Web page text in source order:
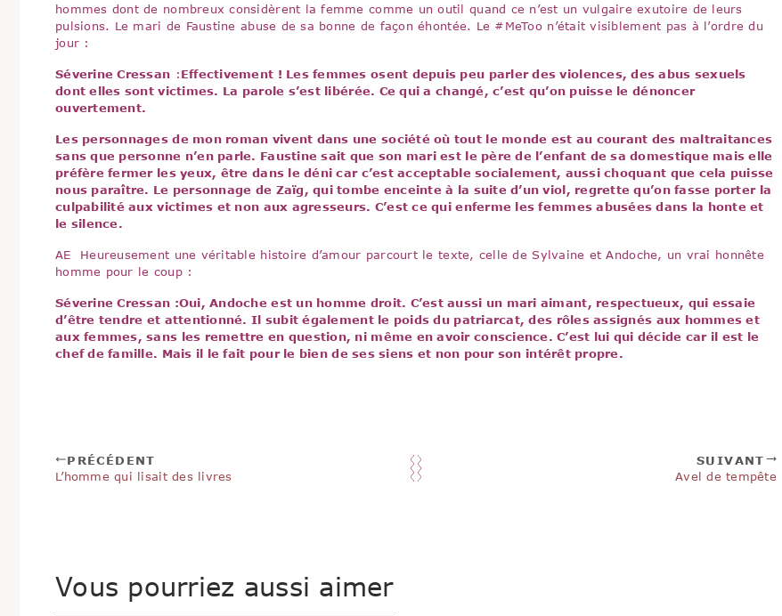
hommes dont de nombreux considèrent la femme comme un outil quand ce n’est un vulgaire exutoire de leurs
pulsions. Le mari de Faustine abuse de sa bonne de façon éhontée. Le #MeToo n’était visiblement pas à l’ordre du
jour :
Séverine Cressan :Effectivement ! Les femmes osent depuis peu parler des violences, des abus sexuels
dont elles sont victimes. La parole s’est libérée. Ce qui a changé, c’est qu’on puisse le dénoncer
ouvertement.
Les personnages de mon roman vivent dans une société où tout le monde est au courant des maltraitances
sans que personne n’en parle. Faustine sait que son mari est le père de l’enfant de sa domestique mais elle
préfère fermer les yeux, être dans le déni car c’est acceptable socialement, aussi choquant que cela puisse
nous paraître. Le personnage de Zaïg, qui tombe enceinte à la suite d’un viol, regrette qu’on fasse porter la
culpabilité aux victimes et non aux agresseurs. C’est ce qui enferme les femmes abusées dans la honte et
le silence.
AE Heureusement une véritable histoire d’amour parcourt le texte, celle de Sylvaine et Andoche, un vrai honnête
homme pour le coup :
Séverine Cressan :Oui, Andoche est un homme droit. C’est aussi un mari aimant, respectueux, qui essaie
d’être tendre et attentionné. Il subit également le poids du patriarcat, des rôles assignés aux hommes et
aux femmes, sans les remettre en question, ni même en avoir conscience. C’est lui qui décide car il est le
chef de famille. Mais il le fait pour le bien de ses siens et non pour son intérêt propre.
PRÉCÉDENT
L’homme qui lisait des livres
SUIVANT
Avel de tempête
Vous pourriez aussi aimer